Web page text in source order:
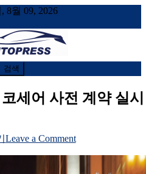
8월 09, 2026
동차, 시승기, 한상기
세어 사전 계약 실시
Leave a Commenton